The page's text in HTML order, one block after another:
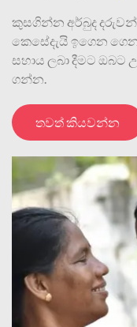
කුසගින්න අර්බුද
කෙසේදැයි ඉගෙන
සහාය ලබා දීමට ඔබට
ගන්න.
තවත් කියවන්න